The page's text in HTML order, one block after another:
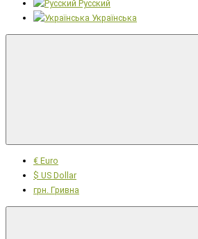
Русский
Українська
€ Euro
$ US Dollar
грн. Гривна